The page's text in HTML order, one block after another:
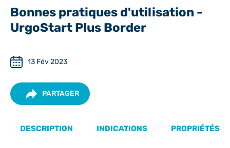
Bonnes pratiques d'utilisation -
UrgoStart Plus Border
13 Fév 2023
PARTAGER
DESCRIPTION INDICATIONS PROPRIÉTÉS